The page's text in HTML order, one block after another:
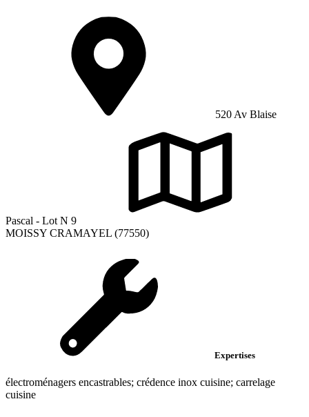
520 Av Blaise
Pascal - Lot N 9
MOISSY CRAMAYEL (77550)
Expertises
électroménagers encastrables; crédence inox cuisine; carrelage
cuisine